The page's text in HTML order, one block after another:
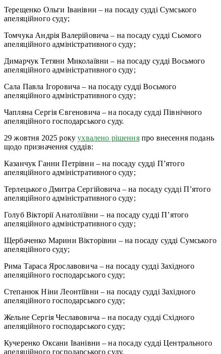
Терещенко Ольги Іванівни – на посаду судді Сумського
апеляційного суду;
Томчука Андрія Валерійовича – на посаду судді Сьомого
апеляційного адміністративного суду;
Димарчук Тетяни Миколаївни – на посаду судді Восьмого
апеляційного адміністративного суду;
Сала Павла Ігоровича – на посаду судді Восьмого
апеляційного адміністративного суду;
Чапляна Сергія Євгеновича – на посаду судді Північного
апеляційного господарського суду.
29 жовтня 2025 рокуухвалено рішенняпро внесення подань
щодо призначення суддів:
Казанчук Ганни Петрівни – на посаду судді П’ятого
апеляційного адміністративного суду;
Терлецького Дмитра Сергійовича – на посаду судді П’ятого
апеляційного адміністративного суду;
Голуб Вікторії Анатоліївни – на посаду судді П’ятого
апеляційного адміністративного суду;
Щербаченко Марини Вікторівни – на посаду судді Сумського
апеляційного суду;
Рима Тараса Ярославовича – на посаду судді Західного
апеляційного господарського суду;
Степанюк Ніни Леонтіївни – на посаду судді Західного
апеляційного господарського суду;
Жельне Сергія Чеславовича – на посаду судді Східного
апеляційного господарського суду;
Кучеренко Оксани Іванівни – на посаду судді Центрального
апеляційного господарського суду.